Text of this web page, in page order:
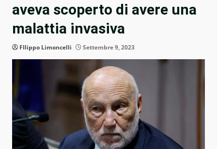
aveva scoperto di avere una
malattia invasiva
FIlippo Limoncelli Settembre 9, 2023